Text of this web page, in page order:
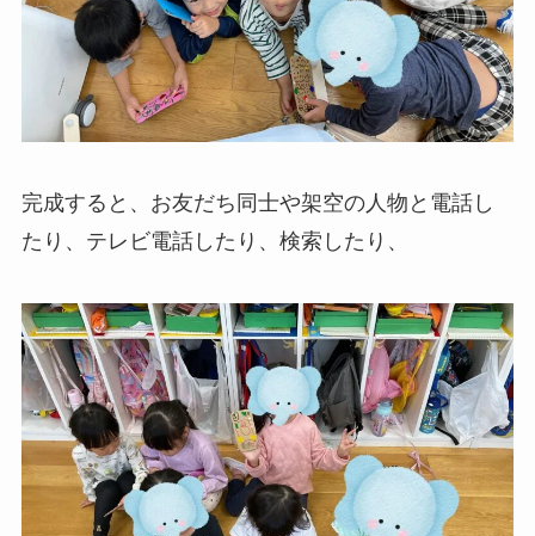
完成すると、お友だち同士や架空の人物と電話し
たり、テレビ電話したり、検索したり、